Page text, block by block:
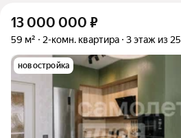
13 000 000 ₽
59 м² 2-комн. квартира 3 этаж из 25
новостройка